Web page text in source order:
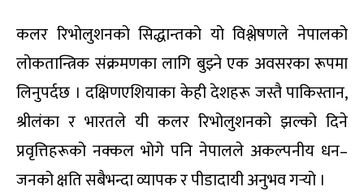
कलर रिभोलुशनको सिद्धान्तको यो विश्लेषणले नेपालको
लोकतान्त्रिक संक्रमणका लागि बुझ्ने एक अवसरका रूपमा
लिनुपर्दछ । दक्षिणएशियाका केही देशहरू जस्तै पाकिस्तान,
श्रीलंका र भारतले यी कलर रिभोलुशनको झल्को दिने
प्रवृत्तिहरूको नक्कल भोगे पनि नेपालले अकल्पनीय धन–
जनको क्षति सबैभन्दा व्यापक र पीडादायी अनुभव गर्‍यो ।